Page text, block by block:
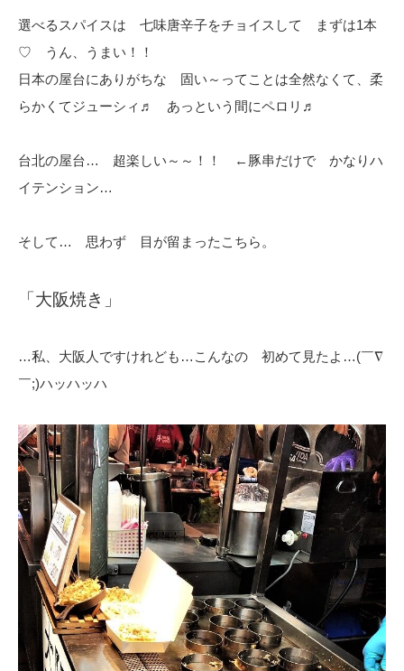
選べるスパイスは 七味唐辛子をチョイスして まずは1本
♡ うん、うまい！！
日本の屋台にありがちな 固い～ってことは全然なくて、柔
らかくてジューシィ♬ あっという間にペロリ♬
台北の屋台… 超楽しい～～！！ ←豚串だけで かなりハ
イテンション…
そして… 思わず 目が留まったこちら。
「大阪焼き」
…私、大阪人ですけれども…こんなの 初めて見たよ…(￣∇
￣;)ハッハッハ